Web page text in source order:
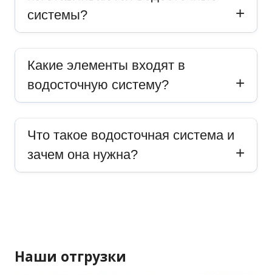
системы?
Какие элементы входят в
водосточную систему?
Что такое водосточная система и
зачем она нужна?
Наши отгрузки